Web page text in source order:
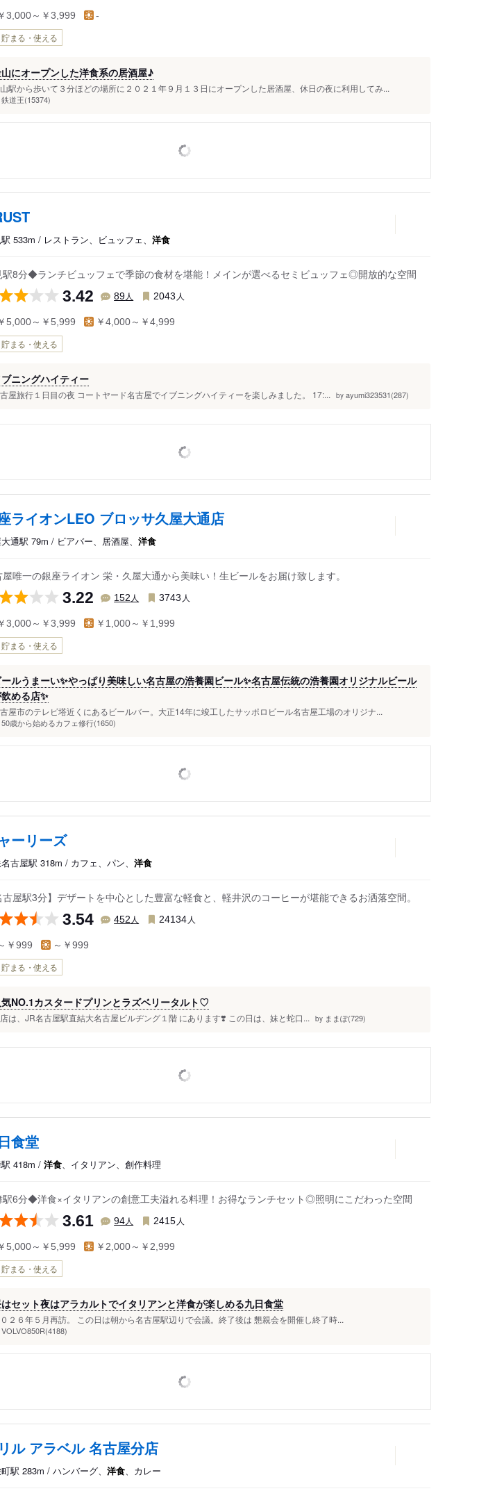
3,000～￥3,999 -
貯まる・使える
にオープンした洋食系の居酒屋♪
駅から歩いて３分ほどの場所に２０２１年９月１３日にオープンした居酒屋、休日の夜に利用してみ...
鉄道王(15374)
533m / レストラン、ビュッフェ、 洋食
駅8分◆ランチビュッフェで季節の食材を堪能！メインが選べるセミビュッフェ◎開放的な空間
3.42 89人 2043 人
5,000～￥5,999 ￥4,000～￥4,999
貯まる・使える
ニングハイティー
屋旅行１日目の夜 コートヤード名古屋でイブニングハイティーを楽しみました。 17:... by ayumi323531(287)
ライオンLEO ブロッサ久屋大通店
通駅 79m / ビアバー、居酒屋、 洋食
唯一の銀座ライオン 栄・久屋大通から美味い！生ビールをお届け致します。
3.22 152 人 3743 人
3,000～￥3,999 ￥1,000～￥1,999
貯まる・使える
ールうまーい✨やっぱり美味しい名古屋の浩養園ビール✨名古屋伝統の浩養園オリジナルビール
める店✨
屋市のテレビ塔近くにあるビールバー。大正14年に竣工したサッポロビール名古屋工場のオリジナ...
50歳から始めるカフェ修行(1650)
ーリーズ
古屋駅 318m / カフェ、パン、 洋食
古屋駅3分】デザートを中心とした豊富な軽食と、軽井沢のコーヒーが堪能できるお洒落空間。
3.54 452 人 24134 人
￥999 ～￥999
貯まる・使える
気NO.1カスタードプリンとラズベリータルト♡
は、JR名古屋駅直結大名古屋ビルヂング１階 にあります❣️ この日は、妹と蛇口... by ままぽ(729)
食堂
418m / 洋食、イタリアン、創作料理
駅6分◆洋食×イタリアンの創意工夫溢れる料理！お得なランチセット◎照明にこだわった空間
3.61 94人 2415 人
5,000～￥5,999 ￥2,000～￥2,999
貯まる・使える
セット夜はアラカルトでイタリアンと洋食が楽しめる九日食堂
０２６年５月再訪。 この日は朝から名古屋駅辺りで会議。終了後は 懇親会を開催し終了時...
VOLVO850R(4188)
ル アラベル 名古屋分店
駅 283m / ハンバーグ、 洋食、カレー